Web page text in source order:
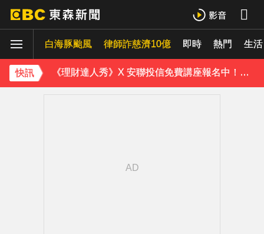
白海豚颱風 律師詐慈濟10億 即時 熱門 生活
快訊
下載東森App，隨時掌握天下大小事！
解放軍擬「失能戰」癱瘓北市？ 專家：須提升城鎮韌性
《理財達人秀》X 安聯投信免費講座報名中！搶先卡位 2027